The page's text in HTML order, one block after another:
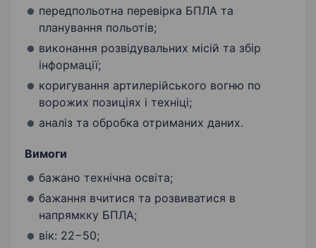
передпольотна перевірка БПЛА та
планування польотів;
виконання розвідувальних місій та збір
інформації;
коригування артилерійського вогню по
ворожих позиціях і техніці;
аналіз та обробка отриманих даних.
Вимоги
бажано технічна освіта;
бажання вчитися та розвиватися в
напрямкку БПЛА;
вік: 22−50;